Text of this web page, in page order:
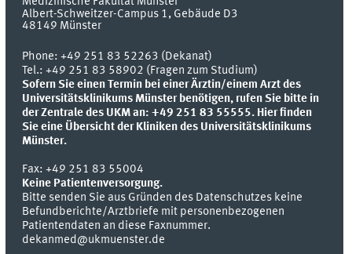
Albert-Schweitzer-Campus 1, Gebäude D3
48149 Münster
Phone:+49 251 83 52263 (Dekanat)
Tel.: +49 251 83 58902 (Fragen zum Studium)
Sofern Sie einen Termin bei einer Ärztin/einem Arzt des
Universitätsklinikums Münster benötigen, rufen Sie bitte in
der Zentrale des UKM an: +49 251 83 55555. Hier finden
Sie eine Übersicht der Kliniken des Universitätsklinikums
Münster.
Fax:+49 251 83 55004
Keine Patientenversorgung.
Bitte senden Sie aus Gründen des Datenschutzes keine
Befundberichte/Arztbriefe mit personenbezogenen
Patientendaten an diese Faxnummer.
dekanmed@ukmuenster.de